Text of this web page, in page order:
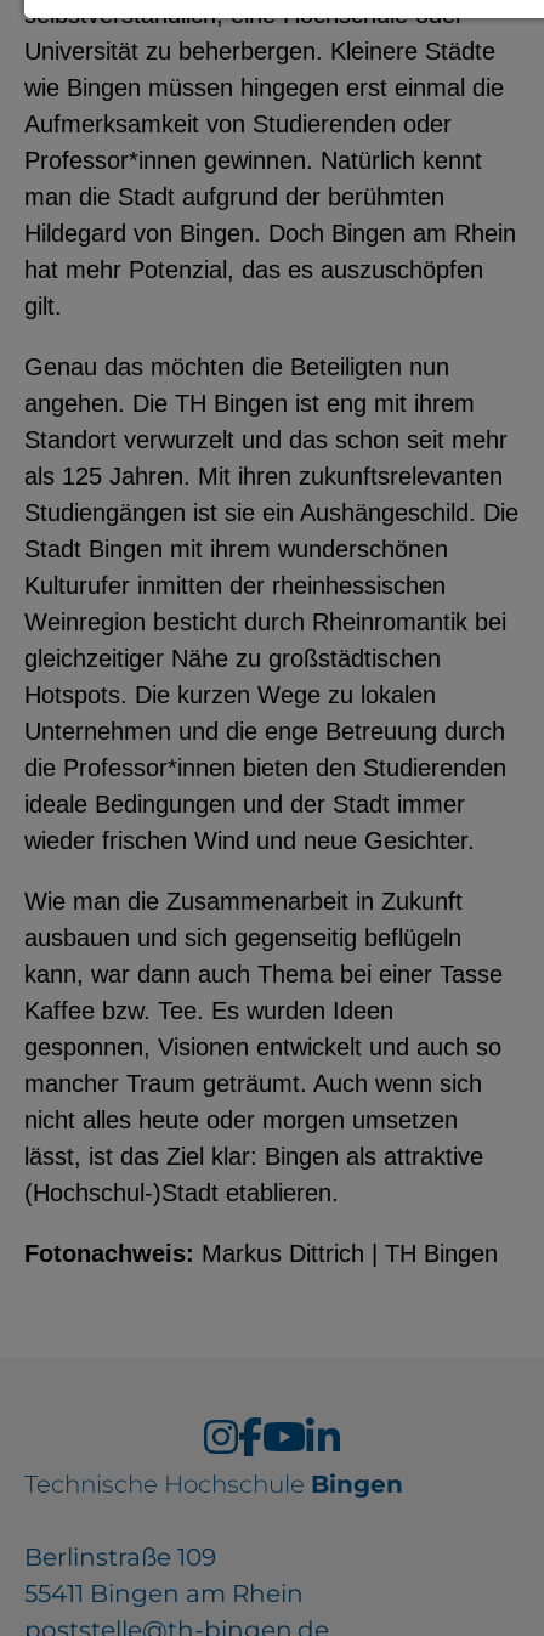
selbstverständlich, eine Hochschule oder
Universität zu beherbergen. Kleinere Städte
wie Bingen müssen hingegen erst einmal die
Aufmerksamkeit von Studierenden oder
Professor*innen gewinnen. Natürlich kennt
man die Stadt aufgrund der berühmten
Hildegard von Bingen. Doch Bingen am Rhein
hat mehr Potenzial, das es auszuschöpfen
gilt.
Genau das möchten die Beteiligten nun
angehen. Die TH Bingen ist eng mit ihrem
Standort verwurzelt und das schon seit mehr
als 125 Jahren. Mit ihren zukunftsrelevanten
Studiengängen ist sie ein Aushängeschild. Die
Stadt Bingen mit ihrem wunderschönen
Kulturufer inmitten der rheinhessischen
Weinregion besticht durch Rheinromantik bei
gleichzeitiger Nähe zu großstädtischen
Hotspots. Die kurzen Wege zu lokalen
Unternehmen und die enge Betreuung durch
die Professor*innen bieten den Studierenden
ideale Bedingungen und der Stadt immer
wieder frischen Wind und neue Gesichter.
Wie man die Zusammenarbeit in Zukunft
ausbauen und sich gegenseitig beflügeln
kann, war dann auch Thema bei einer Tasse
Kaffee bzw. Tee. Es wurden Ideen
gesponnen, Visionen entwickelt und auch so
mancher Traum geträumt. Auch wenn sich
nicht alles heute oder morgen umsetzen
lässt, ist das Ziel klar: Bingen als attraktive
(Hochschul-)Stadt etablieren.
Fotonachweis: Markus Dittrich | TH Bingen
Technische Hochschule Bingen
Berlinstraße 109
55411 Bingen am Rhein
poststelle@th-bingen.de
Notwendige Cookies zur Session-
Verwaltung und für die generelle
Funktionalität der Seite (immer
notwendig).
EXTERNE MEDIEN
Benutzerdaten durch
Drittanbieter, bspw. über das
Einbinden externer Videos,
Standortdaten oder
Stellenanzeigen.
YouTube
ChatBot